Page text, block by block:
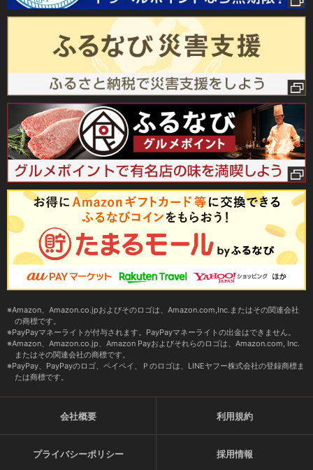
Amazon、Amazon.co.jpおよびそのロゴは、Amazon.com,Inc.またはその関連会社
の商標です。
PayPayマネーライトが付与されます。PayPayマネーライトの出金はできません。
Amazon、Amazon.co.jp、Amazon Payおよびそれらのロゴは、Amazon.com, Inc.
またはその関連会社の商標です。
PayPay、PayPayのロゴ、ペイペイ、Ｐのロゴは、LINEヤフー株式会社の登録商標ま
たは商標です。
会社概要 利用規約
プライバシーポリシー 採用情報